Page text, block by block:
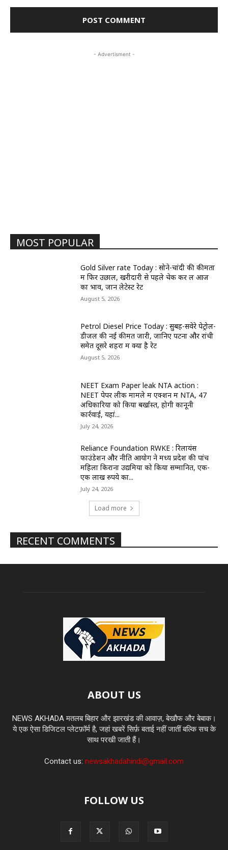
- Advertisment -
MOST POPULAR
Gold Silver rate Today : सोने-चांदी की कीमतों
में फिर उछाल, खरीदारी से पहले चेक कर लें आज
का भाव, जानें लेटेस्ट रेट
August 5, 2026
Petrol Diesel Price Today : सुबह-सवेरे पेट्रोल-
डीजल की नई कीमतें जारी, जानिए पटना और रांची
समेत दूसरे शहरों में क्या है रेट
August 5, 2026
NEET Exam Paper leak NTA action :
NEET पेपर लीक मामले में एक्शन में NTA, 47
अधिकारियों को किया बर्खास्त, होगी कानूनी
कार्रवाई, यहां...
July 24, 2026
Reliance Foundation RWKE : रिलायंस
फाउंडेशन और नीति आयोग ने मध्य प्रदेश की पांच
महिला किराना उद्यमियों को किया सम्मानित, एक-
एक लाख रुपये का...
July 24, 2026
Load more
RECENT COMMENTS
ABOUT US
NEWS AKHADA मतलब बिहार और झारखंड की आवाज़, बेखौफ और बेबाक।
ये एक ऐसा डिजिटल प्लेटफ़ॉर्म है, जहां खबरें सिर्फ़ बताई नहीं जातीं बल्कि सच के
साथ परखी जाती हैं।
Contact us: newsakhadahindi@gmail.com
FOLLOW US